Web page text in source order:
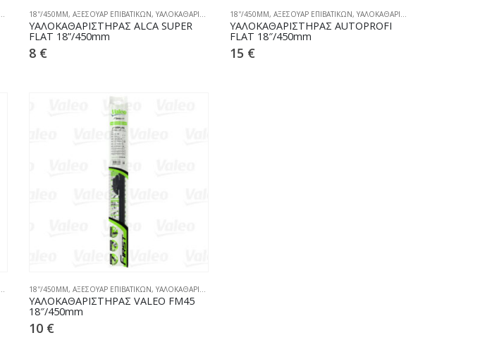
18''/450MM, ΑΞΕΣΟΥΑΡ ΕΠΙΒΑΤΙΚΩΝ, ΥΑΛΟΚΑΘΑΡΙΣΤΗΡΕΣ
ΥΑΛΟΚΑΘΑΡIΣΤΗΡΑΣ ALCA SUPER
FLAT 18”/450mm
8 €
18''/450MM, ΑΞΕΣΟΥΑΡ ΕΠΙΒΑΤΙΚΩΝ, ΥΑΛΟΚΑΘΑΡΙΣΤΗΡΕΣ
ΥΑΛΟΚΑΘΑΡIΣΤΗΡΑΣ AUTOPROFI
FLAT 18″/450mm
15 €
18''/450MM, ΑΞΕΣΟΥΑΡ ΕΠΙΒΑΤΙΚΩΝ, ΥΑΛΟΚΑΘΑΡΙΣΤΗΡΕΣ
ΥΑΛΟΚΑΘΑΡIΣΤΗΡΑΣ VALEO FM45
18″/450mm
10 €